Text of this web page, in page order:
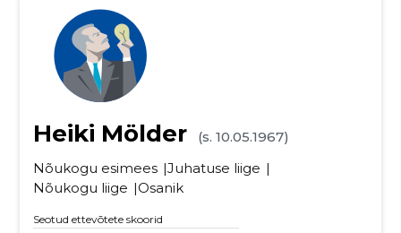
Heiki Mölder
(s. 10.05.1967)
Nõukogu esimees Juhatuse liige
Nõukogu liige
Osanik
Seotud ettevõtete skoorid